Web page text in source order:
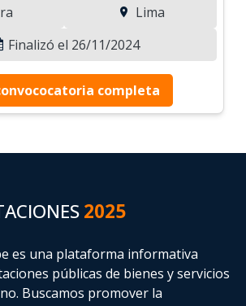
Lima
Finalizó el 26/11/2024
completa
2025
es una plataforma informativa
públicas de bienes y servicios
Buscamos promover la